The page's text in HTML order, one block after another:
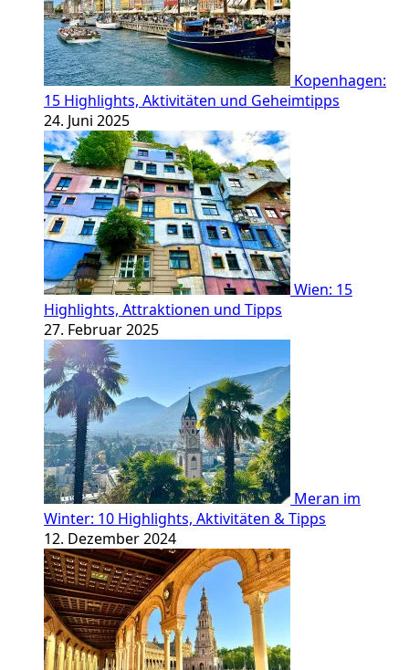
Kopenhagen:
15 Highlights, Aktivitäten und Geheimtipps
24. Juni 2025
Wien: 15
Highlights, Attraktionen und Tipps
27. Februar 2025
Meran im
Winter: 10 Highlights, Aktivitäten & Tipps
12. Dezember 2024